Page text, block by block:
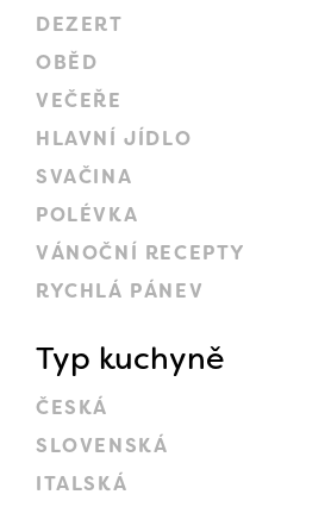
DEZERT
OBĚD
VEČEŘE
HLAVNÍ JÍDLO
SVAČINA
POLÉVKA
VÁNOČNÍ RECEPTY
RYCHLÁ PÁNEV
Typ kuchyně
ČESKÁ
SLOVENSKÁ
ITALSKÁ